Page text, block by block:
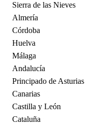
Sierra de las Nieves
Almería
Córdoba
Huelva
Málaga
Andalucía
Principado de Asturias
Canarias
Castilla y León
Cataluña